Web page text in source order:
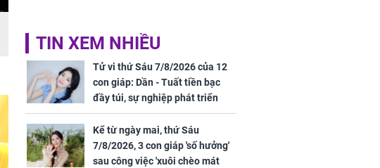
TIN XEM NHIỀU
Tử vi thứ Sáu 7/8/2026 của 12
con giáp: Dần - Tuất tiền bạc
đầy túi, sự nghiệp phát triển
hưng thịnh, Mão - Thân tài lộc
ảm đạm, mọi sự khó thành công
mỹ mãn
Kể từ ngày mai, thứ Sáu
7/8/2026, 3 con giáp 'số hưởng'
sau công việc 'xuôi chèo mát